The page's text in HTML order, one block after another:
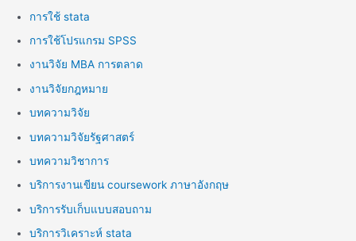
การใช้ stata
การใช้โปรแกรม SPSS
งานวิจัย MBA การตลาด
งานวิจัยกฎหมาย
บทความวิจัย
บทความวิจัยรัฐศาสตร์
บทความวิชาการ
บริการงานเขียน coursework ภาษาอังกฤษ
บริการรับเก็บแบบสอบถาม
บริการวิเคราะห์ stata